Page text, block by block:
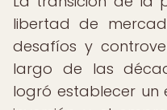
libertad de
desafíos y
largo de las
logró establecer